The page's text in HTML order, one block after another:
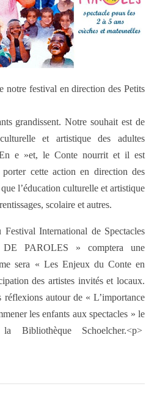
notre festival en direction des Petits
grandissent. Notre souhait est de
et artistique des adultes
En e »et, le Conte nourrit et il est
cette action en direction des
l’éducation culturelle et artistique
scolaire et autres.
International de Spectacles
PAROLES » comptera une
sera « Les Enjeux du Conte en
des artistes invités et locaux.
réflexions autour de « L’importance
les enfants aux spectacles » le
Schoelcher.<p>